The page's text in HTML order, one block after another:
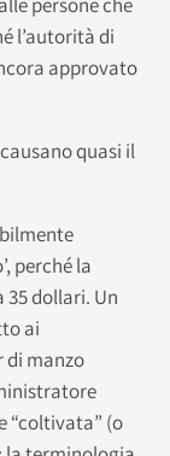
l’autorità di
approvato
quasi il
perché la
dollari. Un
ai
manzo
“coltivata” (o